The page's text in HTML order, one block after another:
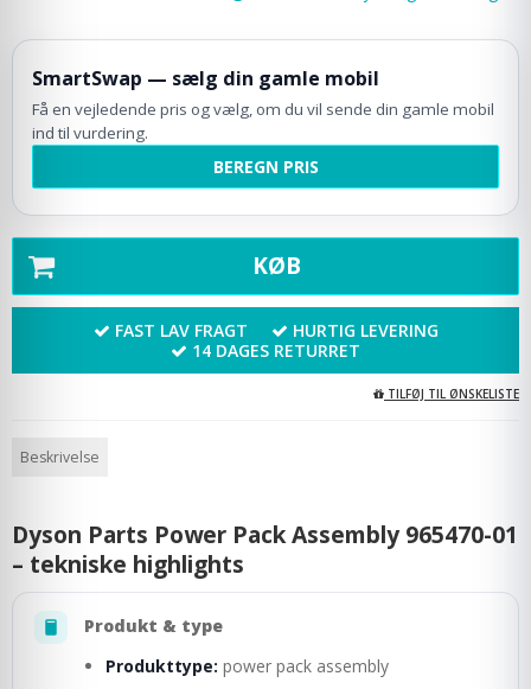
SmartSwap — sælg din gamle mobil
Få en vejledende pris og vælg, om du vil sende din gamle mobil
ind til vurdering.
BEREGN PRIS
KØB
FAST LAV FRAGT
HURTIG LEVERING
14 DAGES RETURRET
TILFØJ TIL ØNSKELISTE
Beskrivelse
Dyson Parts Power Pack Assembly 965470-01
– tekniske highlights
Produkt & type
Produkttype: power pack assembly